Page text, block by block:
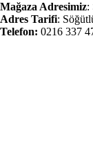
Mağaza Adresimiz:
Adres Tarifi:
Telefon: 0216 337